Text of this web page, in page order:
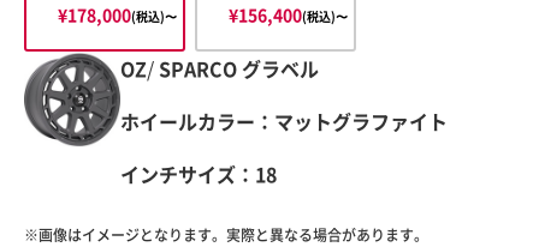
¥178,000(税込)〜 ¥156,400(税込)〜
OZ/ SPARCO グラベル
ホイールカラー：マットグラファイト
インチサイズ：18
※画像はイメージとなります。実際と異なる場合があります。